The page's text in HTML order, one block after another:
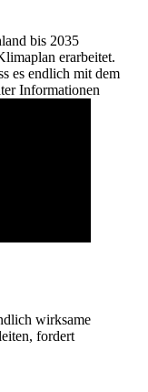
bis 2035
erarbeitet.
es endlich mit dem
Informationen
wirksame
fordert